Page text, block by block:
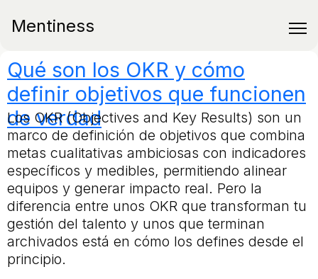
Mentiness
Qué son los OKR y cómo
definir objetivos que funcionen
de verdad
Los OKR (Objectives and Key Results) son un
marco de definición de objetivos que combina
metas cualitativas ambiciosas con indicadores
específicos y medibles, permitiendo alinear
equipos y generar impacto real. Pero la
diferencia entre unos OKR que transforman tu
gestión del talento y unos que terminan
archivados está en cómo los defines desde el
principio.